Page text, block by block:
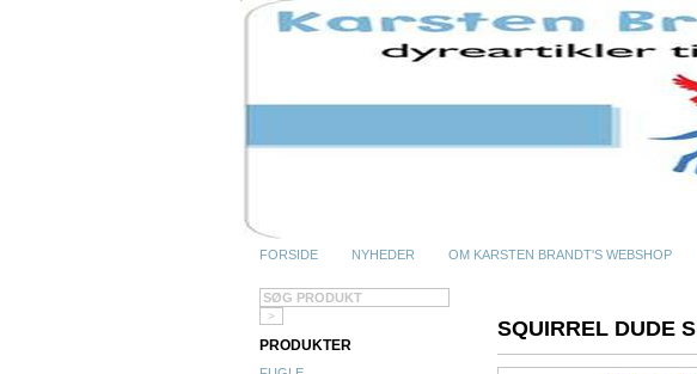
FORSIDE NYHEDER OM KARSTEN BRANDT'S WEBSHOP
PRODUKTER
SQUIRREL DUDE S